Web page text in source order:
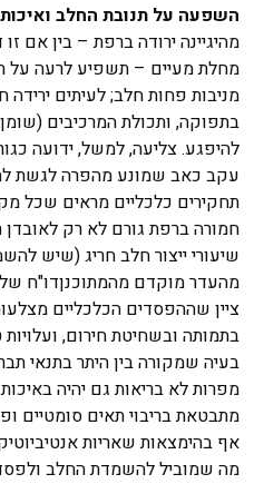
השפעה על תנובת החלב
מהיגיינה ירודה ברפת – בין אם
מחלת מעיים – תשפיע לרעה על
מניבות פחות חלב; לעיתים
בתפוקה, ותכולת המרכיבים
להיפגע. צליעה, למשל, ידועה
עקב כאב שמונע מהפרה לגשת
תחקירים כלכליים מראים שכל
חמורה ברפת גורם לא רק לאובדן
שיעורי ייצור חלב חריג (שיש
מהעדר מוקדם מהמתוכנן​דו"ח
ציין שההפסדים הכלכליים
בתמותה ובשחיטת חירום,
בעיה שמקורה בין היתר בתנאי
מפרות לא בריאות גם יהיה
מתבטאת בריבוי תאים סומטיים
אף בהימצאות שאריות
מה שמוביל להשמדת החלב